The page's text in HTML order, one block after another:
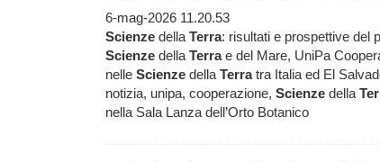
6-mag-2026 11.20.53
Scienze della Terra: risultati e prospettive del
Scienze della Terrae del Mare, UniPa
nelle Scienze della Terratra Italia ed El
notizia, unipa, cooperazione, Scienze della
nella Sala Lanza dell’Orto Botanico